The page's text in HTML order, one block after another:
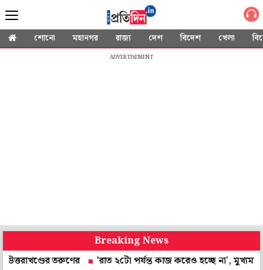
শোনো মহানগর রাজ্য দেশ বিদেশ খেলা
ADVERTISEMENT
Breaking News
তরুণের
'রাত ২টো পর্যন্ত কাজ করেও হচ্ছে না', মুখ্যমন্ত্রীর 'হর